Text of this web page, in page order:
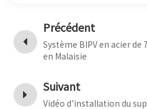
Précédent
Système BIPV en acier
en Malaisie
Suivant
Vidéo d'installation du